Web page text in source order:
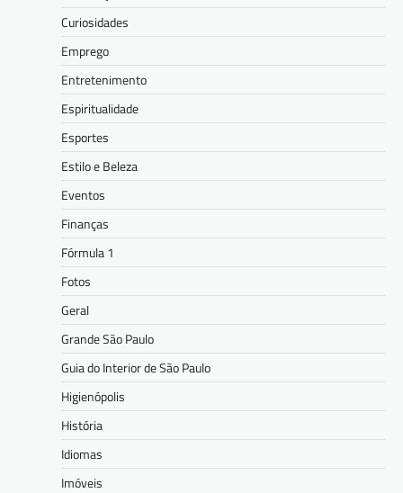
Curiosidades
Emprego
Entretenimento
Espiritualidade
Esportes
Estilo e Beleza
Eventos
Finanças
Fórmula 1
Fotos
Geral
Grande São Paulo
Guia do Interior de São Paulo
Higienópolis
História
Idiomas
Imóveis